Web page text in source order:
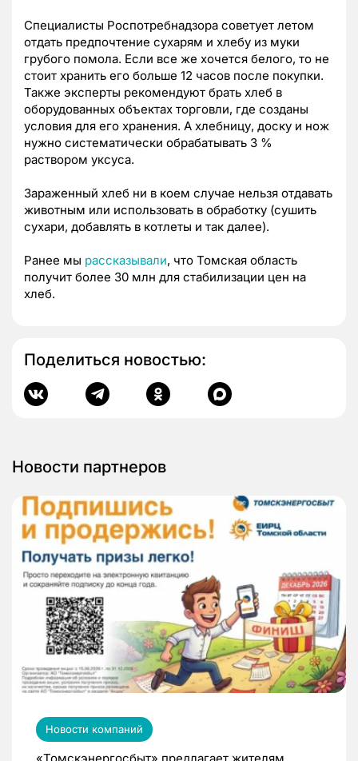
Специалисты Роспотребнадзора советует летом
отдать предпочтение сухарям и хлебу из муки
грубого помола. Если все же хочется белого, то не
стоит хранить его больше 12 часов после покупки.
Также эксперты рекомендуют брать хлеб в
оборудованных объектах торговли, где созданы
условия для его хранения. А хлебницу, доску и нож
нужно систематически обрабатывать 3 %
раствором уксуса.
Зараженный хлеб ни в коем случае нельзя отдавать
животным или использовать в обработку (сушить
сухари, добавлять в котлеты и так далее).
Ранее мы рассказывали, что Томская область
получит более 30 млн для стабилизации цен на
хлеб.
Поделиться новостью:
Новости партнеров
Новости компаний